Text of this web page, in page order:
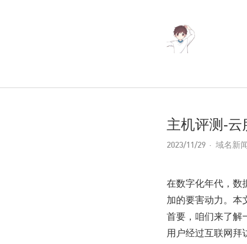
主机评测-云
2023/11/29 域名新
在数字化年代，数
加的要害动力。本
首要，咱们来了解
用户经过互联网拜